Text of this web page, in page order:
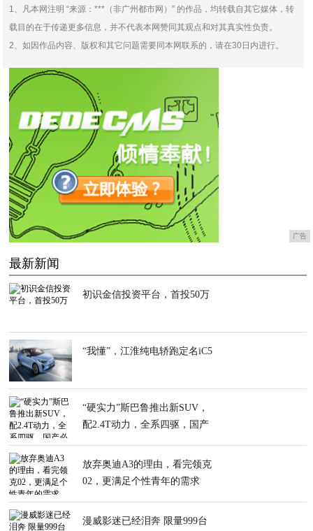
1、凡本网注明 “来源：***（非广州都市网）” 的作品，均转载自其它媒体，转
载目的在于传递更多信息，并不代表本网赞同其观点和对其真实性负责。
2、如因作品内容、版权和其它问题需要同本网联系的，请在30日内进行。
广告
最新新闻
初识金信投资平台，首投50万
“我懂”，江淮纯电轿跑定名iC5
“硬实力”斯巴鲁推出新SUV，
配2.4T动力，全系四驱，国产
放弃奥迪A3的理由，看完领克
02，更满足个性青年的需求
漫威影迷已经泪奔 限量999台